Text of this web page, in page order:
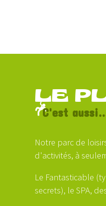
LE
C'est
Notre parc de
d'activités, à
Le Fantasticable
secrets), le SPA,